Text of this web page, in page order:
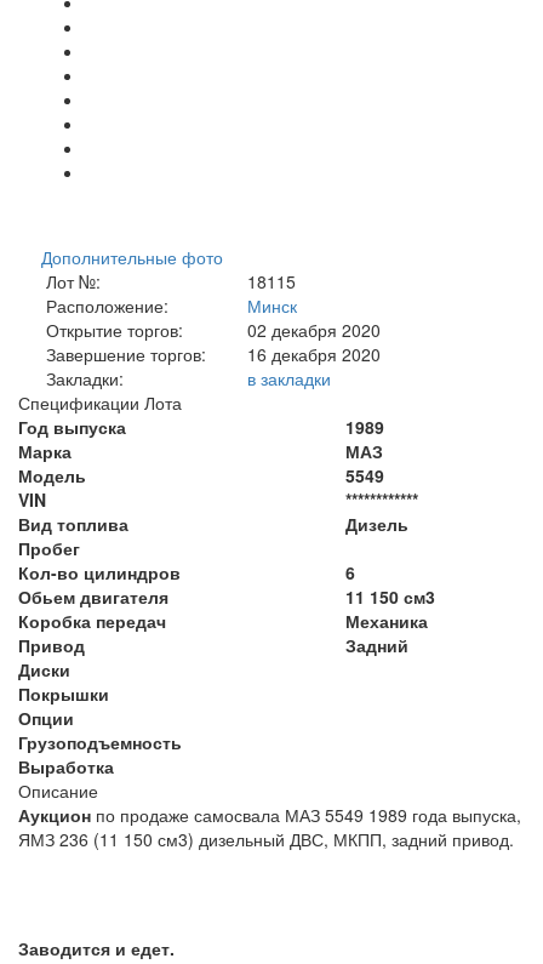
Дополнительные фото
Лот №:
18115
Расположение:
Минск
Открытие торгов:
02 декабря 2020
Завершение торгов:
16 декабря 2020
Закладки:
в закладки
Спецификации Лота
Год выпуска
1989
Марка
МАЗ
Модель
5549
VIN
************
Вид топлива
Дизель
Пробег
Кол-во цилиндров
6
Обьем двигателя
11 150 см3
Коробка передач
Механика
Привод
Задний
Диски
Покрышки
Опции
Грузоподъемность
Выработка
Описание
Аукцион по продаже самосвала МАЗ 5549 1989 года выпуска,
ЯМЗ 236 (11 150 см3) дизельный ДВС, МКПП, задний привод.
Заводится и едет.